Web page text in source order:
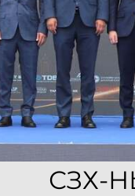
СЗХ-